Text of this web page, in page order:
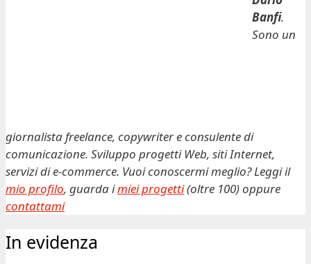
Banfi.
Sono un
giornalista freelance, copywriter e consulente di
comunicazione. Sviluppo progetti Web, siti Internet,
servizi di e-commerce. Vuoi conoscermi meglio? Leggi il
mio profilo, guarda imiei progetti(oltre 100) oppure
contattami
In evidenza